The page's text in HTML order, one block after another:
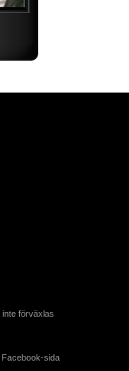
förväxlas
sida